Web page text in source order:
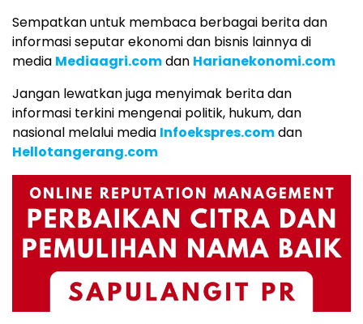
Sempatkan untuk membaca berbagai berita dan
informasi seputar ekonomi dan bisnis lainnya di
media Mediaagri.comdan Harianekonomi.com
Jangan lewatkan juga menyimak berita dan
informasi terkini mengenai politik, hukum, dan
nasional melalui media Infoekspres.comdan
Hellotangerang.com